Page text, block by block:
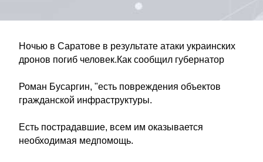
Ночью в Саратове в результате атаки украинских
дронов погиб человек.Как сообщил губернатор
Роман Бусаргин, "есть повреждения объектов
гражданской инфраструктуры.
Есть пострадавшие, всем им оказывается
необходимая медпомощь.